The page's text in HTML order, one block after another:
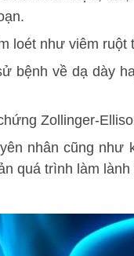
loét như viêm
bệnh về dạ dày
Zollinger-
nhân cũng
quá trình làm